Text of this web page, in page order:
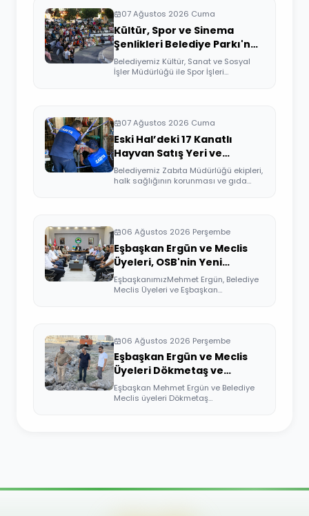
07 Ağustos 2026 Cuma
Kültür, Spor ve Sinema
Şenlikleri Belediye Parkı'nda
Devam Etti
Belediyemiz Kültür, Sanat ve Sosyal
İşler Müdürlüğü ile Spor İşleri
07 Ağustos 2026 Cuma
Eski Hal’deki 17 Kanatlı
Hayvan Satış Yeri ve
Kesimhane Mühürlendi
Belediyemiz Zabıta Müdürlüğü ekipleri,
halk sağlığının korunması ve gıda
06 Ağustos 2026 Perşembe
Eşbaşkan Ergün ve Meclis
Üyeleri, OSB'nin Yeni
Yönetimini Ziyaret Etti
EşbaşkanımızMehmet Ergün, Belediye
Meclis Üyeleri ve Eşbaşkan
06 Ağustos 2026 Perşembe
Eşbaşkan Ergün ve Meclis
Üyeleri Dökmetaş ve
Üçkuyular Mahallelerini
Ziyaret Etti
Eşbaşkan Mehmet Ergün ve Belediye
Meclis üyeleri Dökmetaş